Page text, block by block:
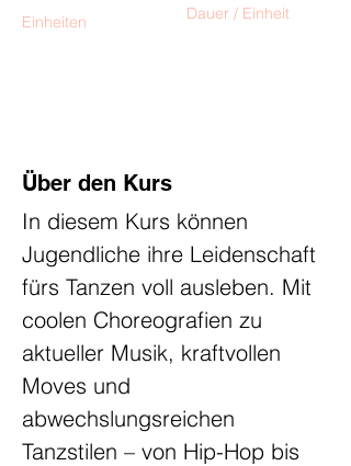
Einheiten Dauer / Einheit
Über den Kurs
In diesem Kurs können
Jugendliche ihre Leidenschaft
fürs Tanzen voll ausleben. Mit
coolen Choreografien zu
aktueller Musik, kraftvollen
Moves und
abwechslungsreichen
Tanzstilen – von Hip-Hop bis